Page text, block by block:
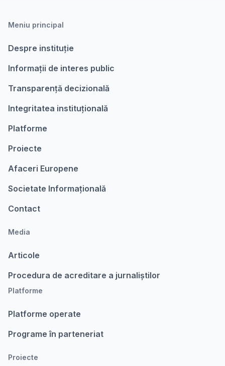
Meniu principal
Despre instituție
Informații de interes public
Transparență decizională
Integritatea instituțională
Platforme
Proiecte
Afaceri Europene
Societate Informațională
Contact
Media
Articole
Procedura de acreditare a jurnaliștilor
Platforme
Platforme operate
Programe în parteneriat
Proiecte